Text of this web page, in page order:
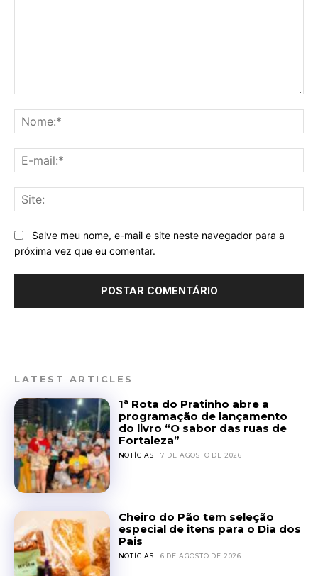
Salve meu nome, e-mail e site neste navegador para a
próxima vez que eu comentar.
LATEST ARTICLES
1ª Rota do Pratinho abre a
programação de lançamento
do livro “O sabor das ruas de
Fortaleza”
NOTÍCIAS 7 DE AGOSTO DE 2026
Cheiro do Pão tem seleção
especial de itens para o Dia dos
Pais
NOTÍCIAS 6 DE AGOSTO DE 2026